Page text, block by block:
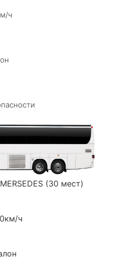
ч
(30 мест)
ч